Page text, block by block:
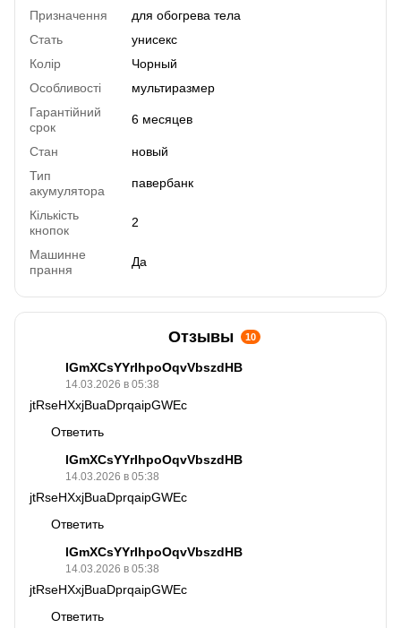
Призначення
для обогрева тела
Стать
унисекс
Колір
Чорный
Особливості
мультиразмер
Гарантійний
срок
6 месяцев
Стан
новый
Тип
акумулятора
павербанк
Кількість
кнопок
2
Машинне
прання
Да
Отзывы 10
lGmXCsYYrIhpoOqvVbszdHB
14.03.2026 в 05:38
jtRseHXxjBuaDprqaipGWEc
Ответить
lGmXCsYYrIhpoOqvVbszdHB
14.03.2026 в 05:38
jtRseHXxjBuaDprqaipGWEc
Ответить
lGmXCsYYrIhpoOqvVbszdHB
14.03.2026 в 05:38
jtRseHXxjBuaDprqaipGWEc
Ответить